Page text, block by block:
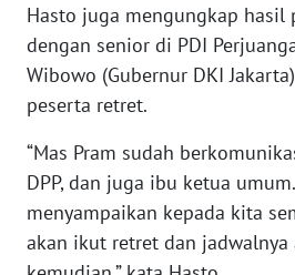
Hasto juga mengungkap hasil
dengan senior di PDI
Wibowo (Gubernur DKI
peserta retret.
“Mas Pram sudah
DPP, dan juga ibu ketua
menyampaikan kepada kita
akan ikut retret dan
WN
BENGKULU
LAMPUNG
WN
JATENG